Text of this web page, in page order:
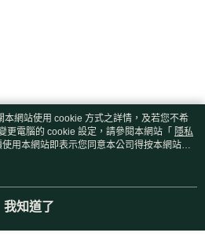
網站使用 cookie 方式之詳情，及若您不希
更電腦的 cookie 設定，請參閱本網站「 隱私
用本網站即表示您同意本公司得按本網站使
我知道了